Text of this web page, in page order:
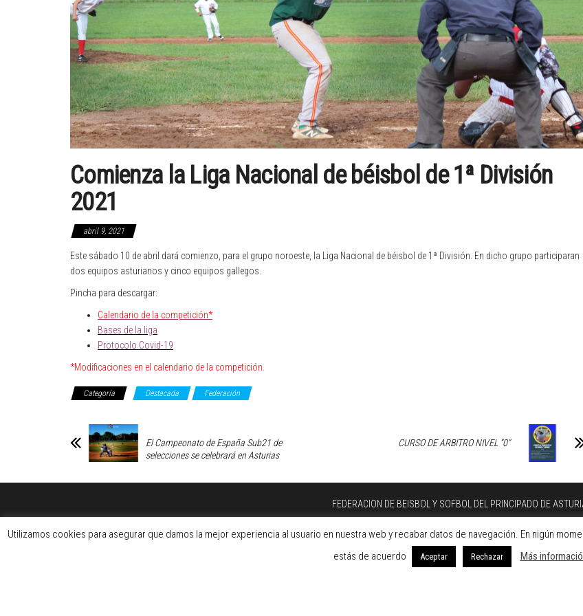
Comienza la Liga Nacional de béisbol de 1ª División
2021
abril 9, 2021
Este sábado 10 de abril dará comienzo, para el grupo noroeste, la Liga Nacional de béisbol de 1ª División. En dicho grupo participaran
dos equipos asturianos y cinco equipos gallegos.
Pincha para descargar:
Calendario de la competición*
Bases de la liga
Protocolo Covid-19
*Modificaciones en el calendario de la competición.
Categoría Destacada Federación
El Campeonato de España Sub21 de
selecciones se celebrará en Asturias
CURSO DE ARBITRO NIVEL “0”
FEDERACION DE BEISBOL Y SOFBOL DEL PRINCIPADO DE
Teléfono: 984297274 - Fax: 984297274
Email: fbspa@beisbolasturias.es
Utilizamos cookies para asegurar que damos la mejor experiencia al usuario en nuestra web y recabar datos de navegación. En nigún
estás de acuerdo
Aceptar Rechazar Más